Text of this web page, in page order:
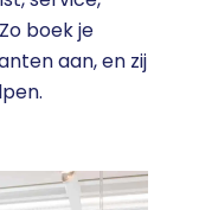
boek je
aan, en zij